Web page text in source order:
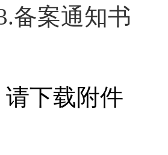
通知书
请下载附件